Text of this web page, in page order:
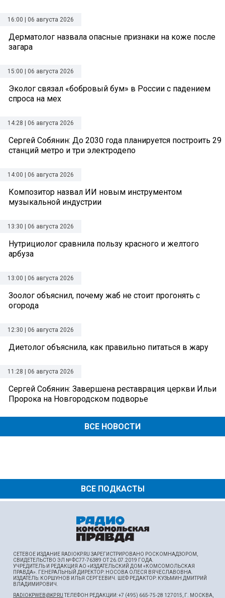
ВСЕ ПОДКАСТЫ
16:00 | 06 августа 2026
Дерматолог назвала опасные признаки на коже после
загара
15:00 | 06 августа 2026
Эколог связал «бобровый бум» в России с падением
спроса на мех
14:28 | 06 августа 2026
Сергей Собянин: До 2030 года планируется построить 29
станций метро и три электродепо
14:00 | 06 августа 2026
Композитор назвал ИИ новым инструментом
музыкальной индустрии
13:30 | 06 августа 2026
Нутрициолог сравнила пользу красного и желтого
арбуза
13:00 | 06 августа 2026
Зоолог объяснил, почему жаб не стоит прогонять с
огорода
12:30 | 06 августа 2026
Диетолог объяснила, как правильно питаться в жару
11:28 | 06 августа 2026
Сергей Собянин: Завершена реставрация церкви Ильи
Пророка на Новгородском подворье
ВСЕ НОВОСТИ
СЕТЕВОЕ ИЗДАНИЕ RADIOKP.RU ЗАРЕГИСТРИРОВАНО РОСКОМНАДЗОРОМ,
СВИДЕТЕЛЬСТВО ЭЛ № ФС77-76389 ОТ 26.07.2019 ГОДА.
УЧРЕДИТЕЛЬ И РЕДАКЦИЯ АО «ИЗДАТЕЛЬСКИЙ ДОМ «КОМСОМОЛЬСКАЯ
ПРАВДА». ГЕНЕРАЛЬНЫЙ ДИРЕКТОР: НОСОВА ОЛЕСЯ ВЯЧЕСЛАВОВНА.
ИЗДАТЕЛЬ: КОРШУНОВ ИЛЬЯ СЕРГЕЕВИЧ. ШEФ РЕДАКТОР: КУЗЬМИН ДМИТРИЙ
ВЛАДИМИРОВИЧ.
RADIOKPWEB@KP.RUТЕЛЕФОН РЕДАКЦИИ: +7 (495) 665-75-28 127015, Г. МОСКВА,